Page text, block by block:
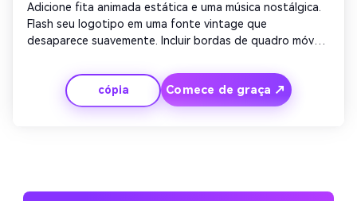
Adicione fita animada estática e uma música nostálgica.
Flash seu logotipo em uma fonte vintage que
desaparece suavemente. Incluir bordas de quadro móveis
cinema antigo e um slide de encerramento dizendo
'Obrigado por assistir' em letras cursivas.
cópia Comece de graça ↗